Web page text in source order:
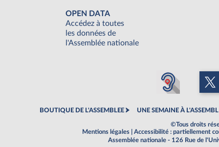
OPEN DATA
Accédez à toutes
les données de
l'Assemblée nationale
BOUTIQUE DE L'ASSEMBLEE UNE SEMAINE À
©Tous droits
Mentions légales
Accessibilité : partiellement
Assemblée nationale - 126 Rue de